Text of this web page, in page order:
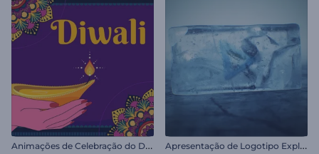
A
nimações de Celebração do Diwali A
presentação de Logotipo Explosão de Gelo